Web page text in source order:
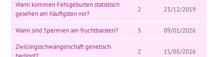
Wann kommen Fehlgeburten statistisch
gesehen am häufigsten vor?
2 23/12/2019
Wann sind Spermien am fruchtbarsten? 3
09/01/2026
Zwillingsschwangerschaft genetisch
2 15/05/2026